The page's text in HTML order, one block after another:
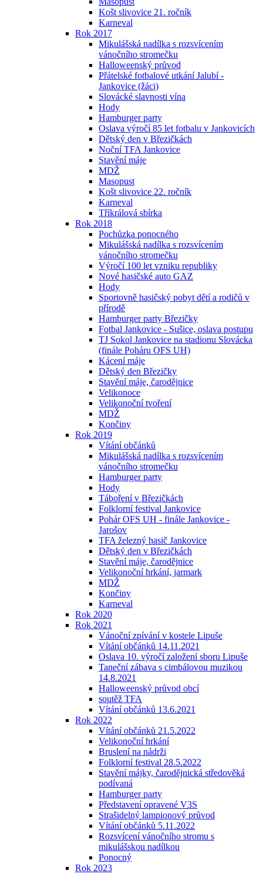
Košt slivovice 21. ročník
Karneval
Rok 2017
Mikulášská nadílka s rozsvícením
vánočního stromečku
Halloweenský průvod
Přátelské fotbalové utkání Jalubí -
Jankovice (žáci)
Slovácké slavnosti vína
Hody
Hamburger party
Oslava výročí 85 let fotbalu v Jankovicích
Dětský den v Březičkách
Noční TFA Jankovice
Stavění máje
MDŽ
Masopust
Košt slivovice 22. ročník
Karneval
Tříkrálová sbírka
Rok 2018
Pochůzka ponocného
Mikulášská nadílka s rozsvícením
vánočního stromečku
Výročí 100 let vzniku republiky
Nové hasičské auto GAZ
Hody
Sportovně hasičský pobyt dětí a rodičů v
přírodě
Hamburger party Březičky
Fotbal Jankovice - Sušice, oslava postupu
TJ Sokol Jankovice na stadionu Slovácka
(finále Poháru OFS UH)
Kácení máje
Dětský den Březičky
Stavění máje, čarodějnice
Velikonoce
Velikonoční tvoření
MDŽ
Končiny
Rok 2019
Vítání občánků
Mikulášská nadílka s rozsvícením
vánočního stromečku
Hamburger party
Hody
Táboření v Březičkách
Folklorní festival Jankovice
Pohár OFS UH - finále Jankovice -
Jarošov
TFA železný hasič Jankovice
Dětský den v Březičkách
Stavění máje, čarodějnice
Velikonoční hrkání, jarmark
MDŽ
Končiny
Karneval
Rok 2020
Rok 2021
Vánoční zpívání v kostele Lipuše
Vítání občánků 14.11.2021
Oslava 10. výročí založení sboru Lipuše
Taneční zábava s cimbálovou muzikou
14.8.2021
Halloweenský průvod obcí
soutěž TFA
Vítání občánků 13.6.2021
Rok 2022
Vítání občánků 21.5.2022
Velikonoční hrkání
Bruslení na nádrži
Folklorní festival 28.5.2022
Stavění májky, čarodějnická středověká
podívaná
Hamburger party
Představení opravené V3S
Strašidelný lampionový průvod
Vítání občánků 5.11.2022
Rozsvícení vánočního stromu s
mikulášskou nadílkou
Ponocný
Rok 2023